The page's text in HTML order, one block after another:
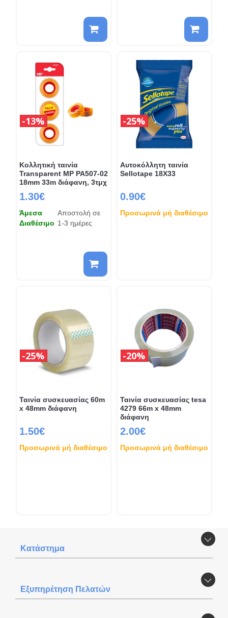
Κολλητική ταινία
Transparent MP PA507-02
18mm 33m διάφανη, 3τμχ
1.30€
13%
Άμεσα
Διαθέσιμο
Αποστολή σε
1-3 ημέρες
Αυτοκόλλητη ταινία
Sellotape 18X33
0.90€
25%
Προσωρινά μή διαθέσιμο
Ταινία συσκευασίας 60m
x 48mm διάφανη
1.50€
25%
Προσωρινά μή διαθέσιμο
Ταινία συσκευασίας tesa
4279 66m x 48mm
διάφανη
2.00€
20%
Προσωρινά μή διαθέσιμο
Κατάστημα
Εξυπηρέτηση Πελατών